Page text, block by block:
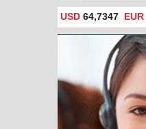
USD 64,7347 EUR